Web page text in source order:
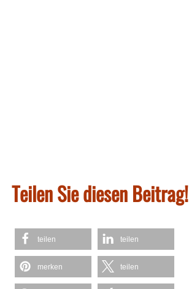
Teilen Sie diesen Beitrag!
teilen teilen
merken teilen